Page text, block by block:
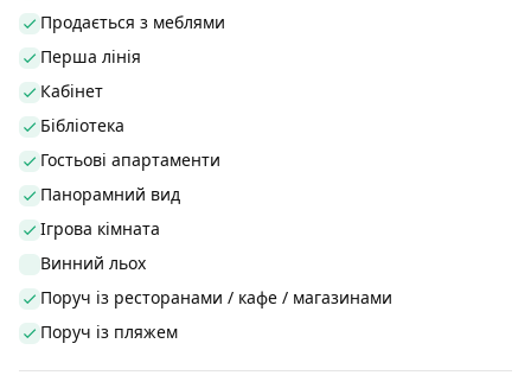
Продається з меблями
Перша лінія
Кабінет
Бібліотека
Гостьові апартаменти
Панорамний вид
Ігрова кімната
Винний льох
Поруч із ресторанами / кафе / магазинами
Поруч із пляжем